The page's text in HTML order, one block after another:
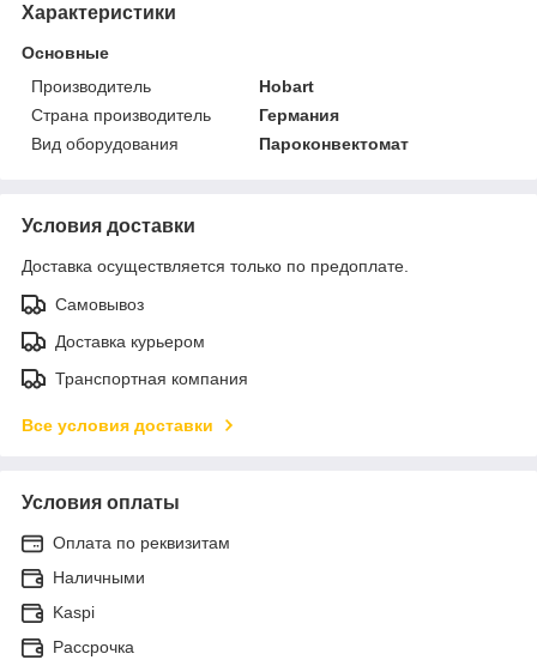
Характеристики
Основные
Производитель
Hobart
Страна производитель
Германия
Вид оборудования
Пароконвектомат
Условия доставки
Доставка осуществляется только по предоплате.
Самовывоз
Доставка курьером
Транспортная компания
Все условия доставки
Условия оплаты
Оплата по реквизитам
Наличными
Kaspi
Рассрочка